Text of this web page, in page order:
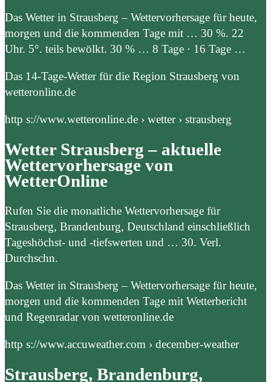
Das Wetter in Strausberg – Wettervorhersage für heute,
morgen und die kommenden Tage mit … 30 %. 22
Uhr. 5°. teils bewölkt. 30 % … 8 Tage · 16 Tage …
Das 14-Tage-Wetter für die Region Strausberg von
wetteronline.de
http s://www.wetteronline.de › wetter › strausberg
Wetter Strausberg – aktuelle
Wettervorhersage von
WetterOnline
Rufen Sie die monatliche Wettervorhersage für
Strausberg, Brandenburg, Deutschland einschließlich
Tageshöchst- und -tiefswerten und … 30. Verl.
Durchschn.
Das Wetter in Strausberg – Wettervorhersage für heute,
morgen und die kommenden Tage mit Wetterbericht
und Regenradar von wetteronline.de
http s://www.accuweather.com › december-weather
Strausberg, Brandenburg,